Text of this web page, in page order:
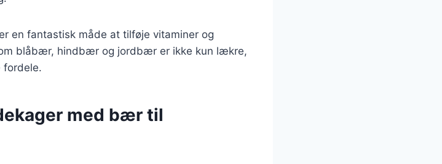
en fantastisk måde at tilføje vitaminer og
blåbær, hindbær og jordbær er ikke kun lækre,
fordele.
med bær til